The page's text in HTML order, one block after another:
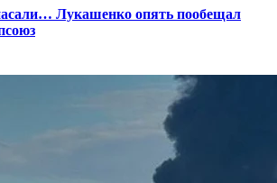
Лукашенко опять пообещал